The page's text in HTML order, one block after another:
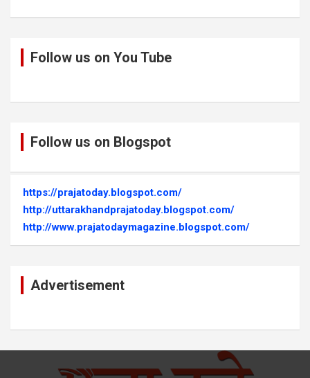
Follow us on You Tube
Follow us on Blogspot
https://prajatoday.blogspot.com/
http://uttarakhandprajatoday.blogspot.com/
http://www.prajatodaymagazine.blogspot.com/
Advertisement